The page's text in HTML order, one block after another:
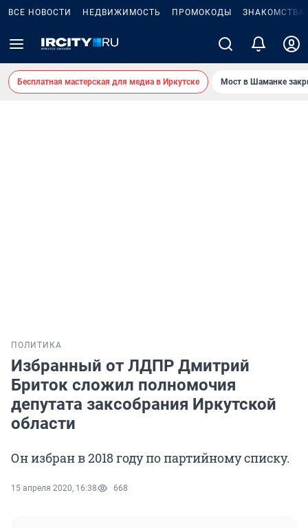
ВСЕ НОВОСТИ НЕДВИЖИМОСТЬ ПРОМОКОДЫ ЗНАКОМСТВА
Бесплатная мастерская для медиа в Иркутске Мост в Шаманке
ПОЛИТИКА
Избранный от ЛДПР Дмитрий
Бриток сложил полномочия
депутата заксобрания Иркутской
области
Он избран в 2018 году по партийному списку.
15 апреля 2020, 16:38 668